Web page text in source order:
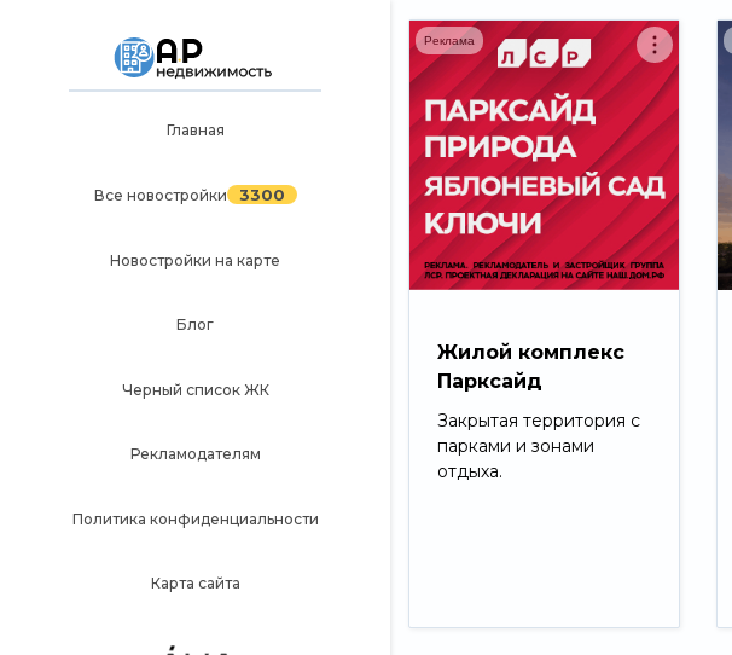
Главная
Все новостройки 3300
Новостройки на карте
Блог
Черный список ЖК
Рекламодателям
Политика конфиденциальности
Карта сайта
Все новостройки 3300
Рекламодателям
Жилой комплекс
Парксайд
Закрытая территория с
парками и зонами
отдыха.
Реклама